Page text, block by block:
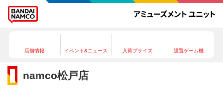
店舗情報 イベント&ニュース 入荷プライズ 設置ゲーム機
namco松戸店